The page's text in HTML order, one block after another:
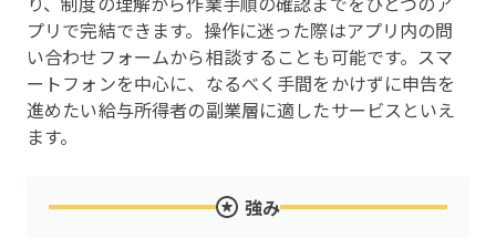
プリで完結できます。操作に迷った際はアプリ内の問
い合わせフォームから相談することも可能です。スマ
ートフォンを中心に、なるべく手間をかけずに申告を
進めたい給与所得者の副業層に適したサービスといえ
ます。
強み